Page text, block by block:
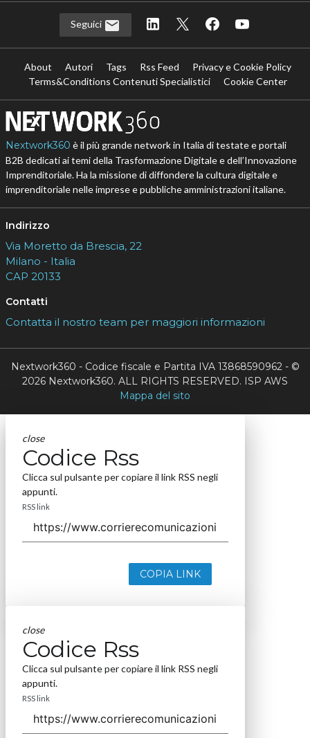
Seguici
About Autori Tags Rss Feed
Privacy e Cookie Policy
Terms&Conditions Contenuti Specialistici
Cookie Center
Nextwork360 è il più grande network in Italia di testate e portali
B2B dedicati ai temi della Trasformazione Digitale e dell’Innovazione
Imprenditoriale. Ha la missione di diffondere la cultura digitale e
imprenditoriale nelle imprese e pubbliche amministrazioni italiane.
Indirizzo
Via Moretto da Brescia, 22
Milano - Italia
CAP 20133
Contatti
Contatta il nostro team per maggiori informazioni
Nextwork360 - Codice fiscale e Partita IVA 13868590962 - ©
2026 Nextwork360. ALL RIGHTS RESERVED. ISP AWS
Mappa del sito
close
Codice Rss
Clicca sul pulsante per copiare il link RSS negli
appunti.
RSS link
COPIA LINK
close
Codice Rss
Clicca sul pulsante per copiare il link RSS negli
appunti.
RSS link